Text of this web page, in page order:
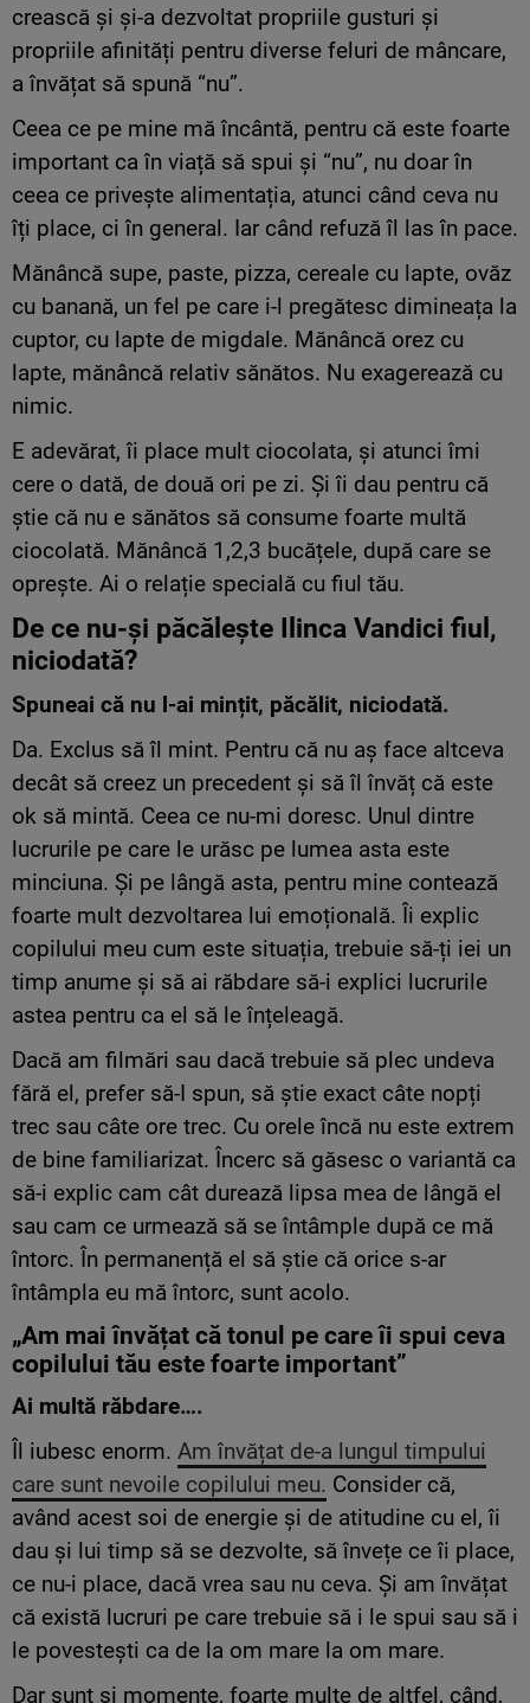
crească și și-a dezvoltat propriile gusturi și
propriile afinități pentru diverse feluri de mâncare,
a învățat să spună “nu”.
Ceea ce pe mine mă încântă, pentru că este foarte
important ca în viață să spui și “nu”, nu doar în
ceea ce privește alimentația, atunci când ceva nu
îți place, ci în general. Iar când refuză îl las în pace.
Mănâncă supe, paste, pizza, cereale cu lapte, ovăz
cu banană, un fel pe care i-l pregătesc dimineața la
cuptor, cu lapte de migdale. Mănâncă orez cu
lapte, mănâncă relativ sănătos. Nu exagerează cu
nimic.
E adevărat, îi place mult ciocolata, și atunci îmi
cere o dată, de două ori pe zi. Și îi dau pentru că
știe că nu e sănătos să consume foarte multă
ciocolată. Mănâncă 1,2,3 bucățele, după care se
oprește. Ai o relație specială cu fiul tău.
De ce nu-și păcălește Ilinca Vandici fiul,
niciodată?
Spuneai că nu l-ai mințit, păcălit, niciodată.
Da. Exclus să îl mint. Pentru că nu aș face altceva
decât să creez un precedent și să îl învăț că este
ok să mintă. Ceea ce nu-mi doresc. Unul dintre
lucrurile pe care le urăsc pe lumea asta este
minciuna. Și pe lângă asta, pentru mine contează
foarte mult dezvoltarea lui emoțională. Îi explic
copilului meu cum este situația, trebuie să-ți iei un
timp anume și să ai răbdare să-i explici lucrurile
astea pentru ca el să le înțeleagă.
Dacă am filmări sau dacă trebuie să plec undeva
fără el, prefer să-I spun, să știe exact câte nopți
trec sau câte ore trec. Cu orele încă nu este extrem
de bine familiarizat. Încerc să găsesc o variantă ca
să-i explic cam cât durează lipsa mea de lângă el
sau cam ce urmează să se întâmple după ce mă
întorc. În permanență el să știe că orice s-ar
întâmpla eu mă întorc, sunt acolo.
„Am mai învățat că tonul pe care îi spui ceva
copilului tău este foarte important”
Ai multă răbdare….
Îl iubesc enorm. Am învățat de-a lungul timpului
care sunt nevoile copilului meu. Consider că,
având acest soi de energie și de atitudine cu el, îi
dau și lui timp să se dezvolte, să învețe ce îi place,
ce nu-i place, dacă vrea sau nu ceva. Și am învățat
că există lucruri pe care trebuie să i le spui sau să i
le povestești ca de la om mare la om mare.
Dar sunt și momente, foarte multe de altfel, când,